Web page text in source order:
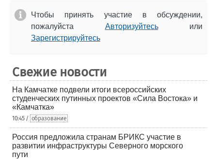
Чтобы принять участие в обсуждении,
пожалуйста Авторизуйтесьили
Зарегистрируйтесь
Свежие новости
На Камчатке подвели итоги всероссийских
студенческих путинных проектов «Сила Востока» и
«Камчатка»
10:45 / образование
Россия предложила странам БРИКС участие в
развитии инфраструктуры Северного морского
пути